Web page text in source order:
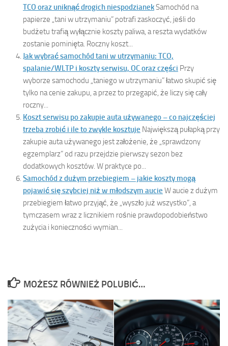
TCO oraz uniknąć drogich niespodzianekSamochód na
papierze „tani w utrzymaniu” potrafi zaskoczyć, jeśli do
budżetu trafią wyłącznie koszty paliwa, a reszta wydatków
zostanie pominięta. Roczny koszt...
Jak wybrać samochód tani w utrzymaniu: TCO,
spalanie/WLTP i koszty serwisu, OC oraz części Przy
wyborze samochodu „taniego w utrzymaniu” łatwo skupić się
tylko na cenie zakupu, a przez to przegapić, że liczy się cały
roczny...
Koszt serwisu po zakupie auta używanego – co najczęściej
trzeba zrobić i ile to zwykle kosztuje Największą pułapką przy
zakupie auta używanego jest założenie, że „sprawdzony
egzemplarz” od razu przejdzie pierwszy sezon bez
dodatkowych kosztów. W praktyce po...
Samochód z dużym przebiegiem – jakie koszty mogą
pojawić się szybciej niż w młodszym aucie W aucie z dużym
przebiegiem łatwo przyjąć, że „wyszło już wszystko”, a
tymczasem wraz z licznikiem rośnie prawdopodobieństwo
zużycia i konieczności wymian...
MOŻESZ RÓWNIEŻ POLUBIĆ…